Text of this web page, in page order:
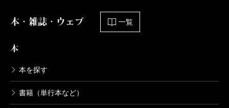
本・雑誌・ウェブ 一覧
本
本を探す
書籍（単行本など）